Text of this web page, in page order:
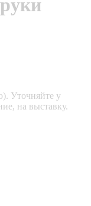
Уточняйте у
на выставку.